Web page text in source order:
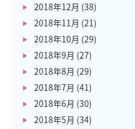
2018年12月 (38)
2018年11月 (21)
2018年10月 (29)
2018年9月 (27)
2018年8月 (29)
2018年7月 (41)
2018年6月 (30)
2018年5月 (34)